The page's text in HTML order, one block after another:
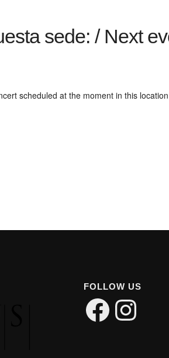
sede: / Next
scheduled at the moment in this
FOLLOW US
FacebookInstagram